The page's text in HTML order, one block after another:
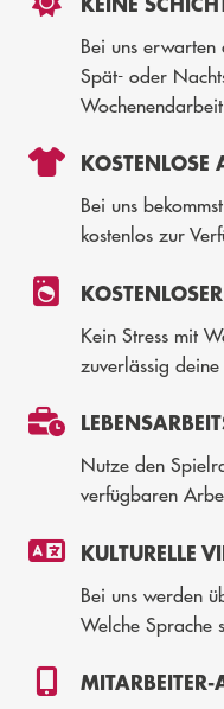
Bei uns erwarten
Spät- oder
Wochenendarbeit
KOSTENLOSE
Bei uns
kostenlos zur
Kein Stress mit
zuverlässig
Nutze den
verfügbaren
KULTURELLE
Bei uns werden
Welche Sprache
MITARBEITER-